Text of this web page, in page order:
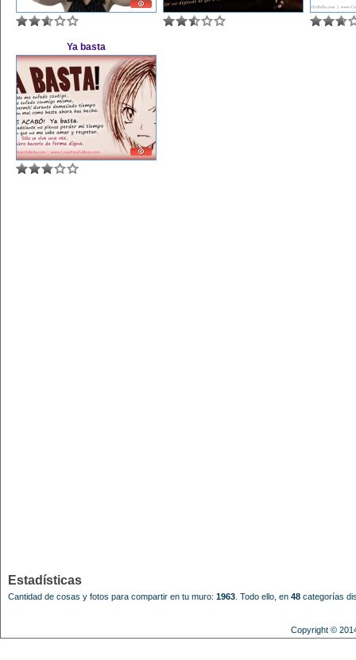
Ya basta
Estadísticas
Cantidad de cosas y fotos para compartir en tu muro: 1963 Todo ello, en 48 categorías
Copyright ©